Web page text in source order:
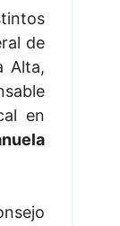
de
Alta,
en